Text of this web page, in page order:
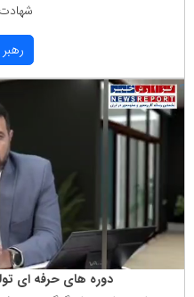
دوره های حرفه ای